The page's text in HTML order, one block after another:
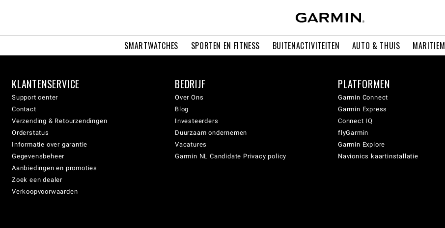
SMARTWATCHES SPORTEN EN FITNESS BUITENACTIVITEITEN AUTO & THUIS MARITIEM
KLANTENSERVICE
Support center
Contact
Verzending & Retourzendingen
Orderstatus
Informatie over garantie
Gegevensbeheer
Aanbiedingen en promoties
Zoek een dealer
Verkoopvoorwaarden
BEDRIJF
Over Ons
Blog
Investeerders
Duurzaam ondernemen
Vacatures
Garmin NL Candidate Privacy policy
PLATFORMEN
Garmin Connect
Garmin Express
Connect IQ
flyGarmin
Garmin Explore
Navionics kaartinstallatie